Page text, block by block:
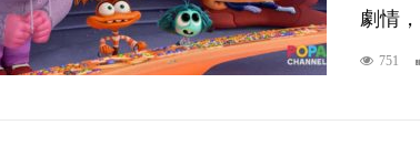
劇情
751